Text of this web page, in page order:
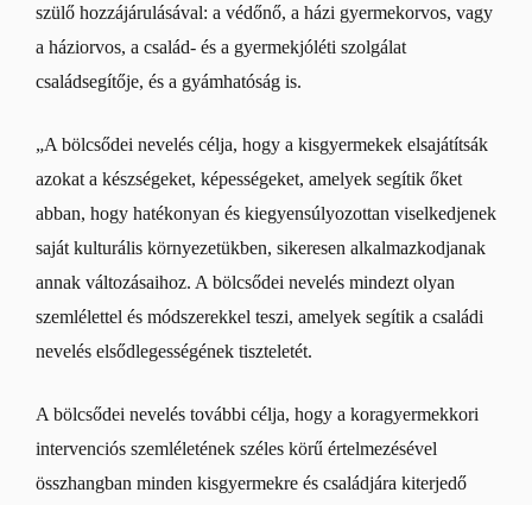
szülő hozzájárulásával: a védőnő, a házi gyermekorvos, vagy
a háziorvos, a család- és a gyermekjóléti szolgálat
családsegítője, és a gyámhatóság is.
„A bölcsődei nevelés célja, hogy a kisgyermekek elsajátítsák
azokat a készségeket, képességeket, amelyek segítik őket
abban, hogy hatékonyan és kiegyensúlyozottan viselkedjenek
saját kulturális környezetükben, sikeresen alkalmazkodjanak
annak változásaihoz. A bölcsődei nevelés mindezt olyan
szemlélettel és módszerekkel teszi, amelyek segítik a családi
nevelés elsődlegességének tiszteletét.
A bölcsődei nevelés további célja, hogy a koragyermekkori
intervenciós szemléletének széles körű értelmezésével
összhangban minden kisgyermekre és családjára kiterjedő